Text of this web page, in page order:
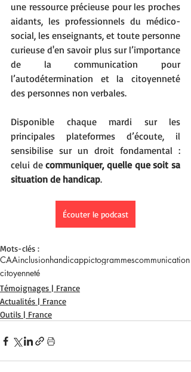
une ressource précieuse pour les proches
aidants, les professionnels du médico-
social, les enseignants, et toute personne
curieuse d'en savoir plus sur l’importance
de la communication pour
l’autodétermination et la citoyenneté
des personnes non verbales.
Disponible chaque mardi sur les
principales plateformes d’écoute, il
sensibilise sur un droit fondamental :
celui de communiquer, quelle que soit sa
situation de handicap.
Écouter le podcast
Mots-clés :
CAAinclusionhandicappictogrammescommunication
citoyenneté
Témoignages | France
Actualités | France
Outils | France